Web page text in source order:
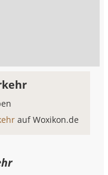
auf Woxikon.de